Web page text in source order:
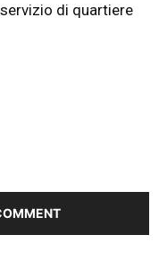
di quartiere